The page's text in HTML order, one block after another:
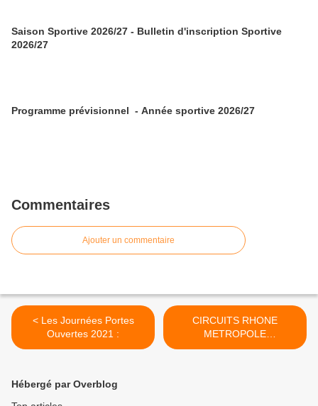
Saison Sportive 2026/27 - Bulletin d'inscription Sportive
2026/27
Programme prévisionnel - Année sportive 2026/27
Commentaires
Ajouter un commentaire
< Les Journées Portes
Ouvertes 2021 :
CIRCUITS RHONE
METROPOLE
GARCONS/FILLES 13/14
Hébergé par Overblog